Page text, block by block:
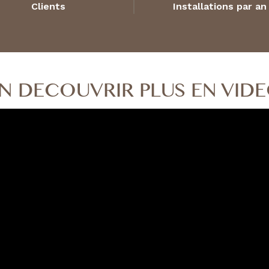
Clients Installations par an
DECOUVRIR PLUS EN